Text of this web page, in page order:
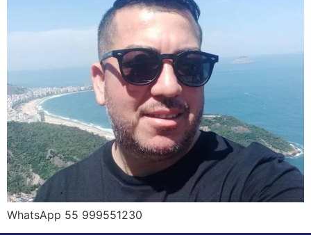
WhatsApp 55 999551230